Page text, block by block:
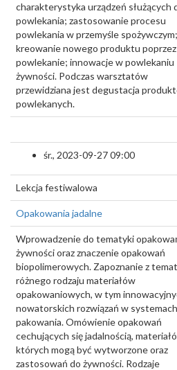
charakterystyka urządzeń służących
powlekania; zastosowanie procesu
powlekania w przemyśle spożywczym;
kreowanie nowego produktu poprzez
powlekanie; innowacje w powlekaniu
żywności. Podczas warsztatów
przewidziana jest degustacja
powlekanych.
śr., 2023-09-27 09:00
Lekcja festiwalowa
Opakowania jadalne
Wprowadzenie do tematyki
żywności oraz znaczenie opakowań
biopolimerowych. Zapoznanie z
różnego rodzaju materiałów
opakowaniowych, w tym
nowatorskich rozwiązań w systemach
pakowania. Omówienie opakowań
cechujących się jadalnością,
których mogą być wytworzone oraz
zastosowań do żywności. Rodzaje